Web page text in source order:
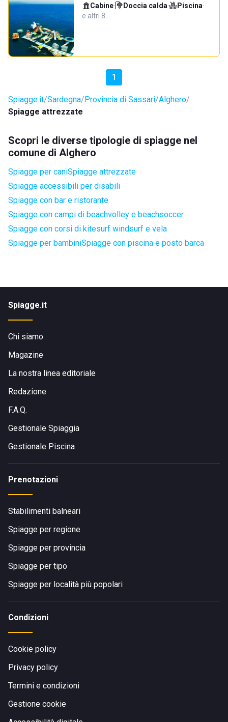
Cabine· Doccia calda· Piscina·
e altri 8…
1
Spiagge.it Sardegna Provincia di Sassari Alghero
Spiagge attrezzate
Scopri le diverse tipologie di spiagge nel
comune di Alghero
Spiagge per caniSpiagge attrezzate
Spiagge accessibili per disabili
Spiagge con bar e ristorante
Spiagge con campi di beachvolley e beachsoccer
Spiagge con corsi di kitesurf windsurf e vela
Spiagge per bambiniSpiagge con piscina e posto barca
Spiagge.it
Chi siamo
Magazine
La nostra linea editoriale
Redazione
F.A.Q.
Gestionale Spiaggia
Gestionale Piscina
Prenotazioni
Stabilimenti balneari
Spiagge per regione
Spiagge per provincia
Spiagge per tipo
Spiagge per località più popolari
Condizioni
Cookie policy
Privacy policy
Termini e condizioni
Gestione cookie